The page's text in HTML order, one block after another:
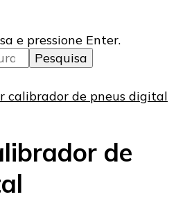
e pressione Enter.
calibrador de pneus digital
de